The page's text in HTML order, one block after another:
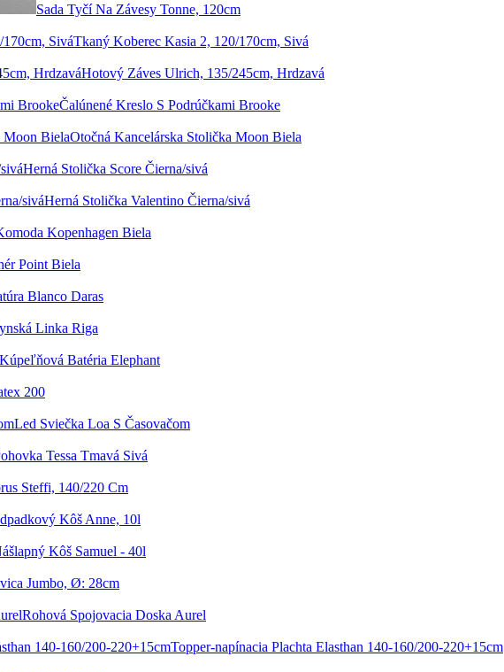
Sada Tyčí Na Závesy Tonne, 120cm
Tkaný Koberec Kasia 2, 120/170cm, Sivá
Hotový Záves Ulrich, 135/245cm, Hrdzavá
Čalúnené Kreslo S Podrúčkami Brooke
Otočná Kancelárska Stolička Moon Biela
Herná Stolička Score Čierna/sivá
Herná Stolička Valentino Čierna/sivá
Kopenhagen Biela
Point Biela
Blanco Daras
Linka Riga
Kúpeľňová Batéria Elephant
200
Led Sviečka Loa S Časovačom
Tessa Tmavá Sivá
Steffi, 140/220 Cm
Kôš Anne, 10l
Kôš Samuel - 40l
Jumbo, Ø: 28cm
Rohová Spojovacia Doska Aurel
Topper-napínacia Plachta Elasthan 140-160/200-220+15cm